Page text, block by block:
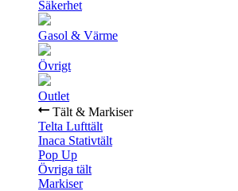
Säkerhet
Gasol & Värme
Övrigt
Outlet
Tält & Markiser
Telta Lufttält
Inaca Stativtält
Pop Up
Övriga tält
Markiser